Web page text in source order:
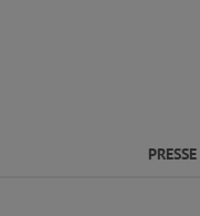
PRESSE